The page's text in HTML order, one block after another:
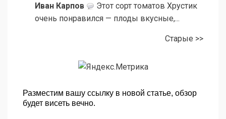
Иван Карпов
Этот сорт томатов Хрустик
очень понравился — плоды вкусные,...
Старые >>
Разместим вашу ссылку в новой статье, обзор
будет висеть вечно.